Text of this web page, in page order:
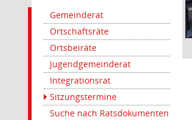
Gemeinderat
Ortschaftsräte
Ortsbeiräte
Jugendgemeinderat
Integrationsrat
Sitzungstermine
Suche nach Ratsdokumenten